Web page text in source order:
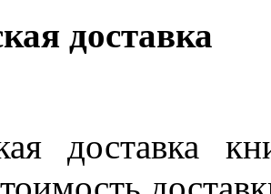
доставка
доставка